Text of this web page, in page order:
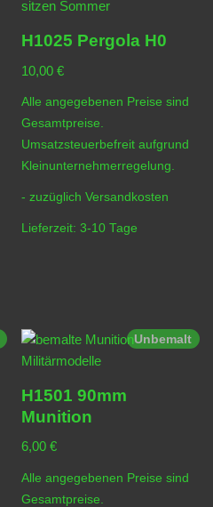
H1025 Pergola H0
10,00€
Alle angegebenen Preise sind
Gesamtpreise.
Umsatzsteuerbefreit aufgrund
Kleinunternehmerregelung.
- zuzüglichVersandkosten
Lieferzeit:3-10 Tage
Unbemalt
H1501 90mm
Munition
6,00€
Alle angegebenen Preise sind
Gesamtpreise.